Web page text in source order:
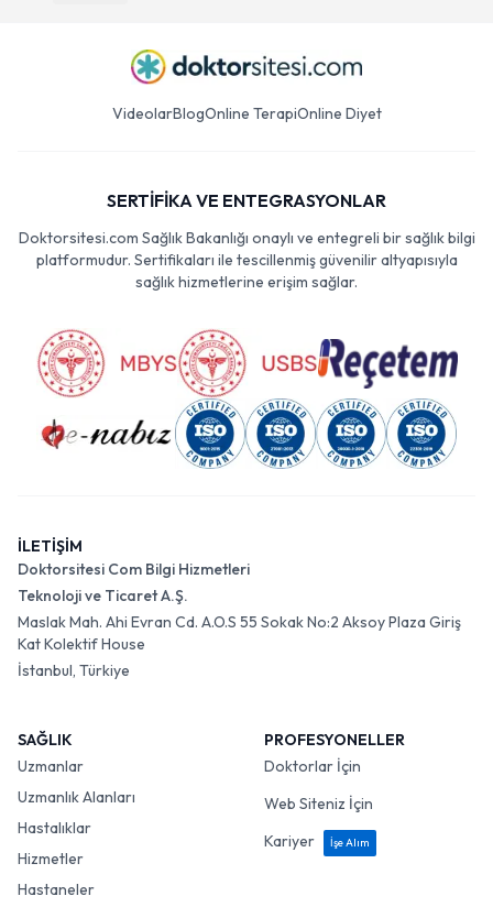
VideolarBlogOnline TerapiOnline Diyet
SERTİFİKA VE ENTEGRASYONLAR
Doktorsitesi.com Sağlık Bakanlığı onaylı ve entegreli bir sağlık bilgi
platformudur. Sertifikaları ile tescillenmiş güvenilir altyapısıyla
sağlık hizmetlerine erişim sağlar.
İLETİŞİM
Doktorsitesi Com Bilgi Hizmetleri
Teknoloji ve Ticaret A.Ş.
Maslak Mah. Ahi Evran Cd. A.O.S 55 Sokak No:2 Aksoy Plaza Giriş
Kat Kolektif House
İstanbul, Türkiye
SAĞLIK
Uzmanlar
Uzmanlık Alanları
Hastalıklar
Hizmetler
Hastaneler
PROFESYONELLER
Doktorlar İçin
Web Siteniz İçin
Kariyer
İşe Alım